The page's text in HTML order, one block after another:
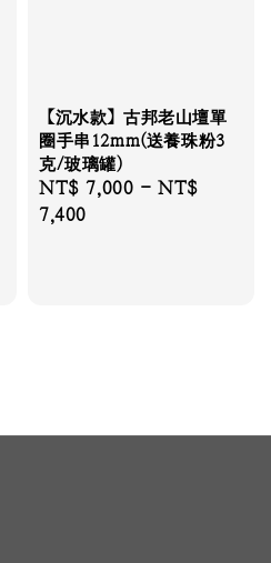
【沉水款】古邦老山壇單
圈手串12mm(送養珠粉3
克/玻璃罐)
Regular
price
NT$ 7,000 -NT$
7,400